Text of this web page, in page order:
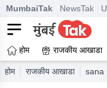
MumbaiTak NewsTak
होम राजकीय आखाडा
होम राजकीय आखाडा sana